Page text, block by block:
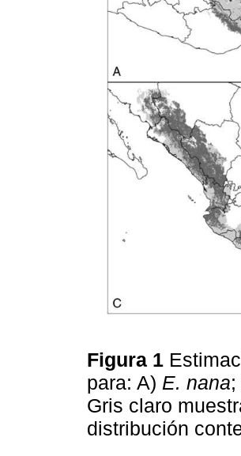
Figura 1
para: A) E. nana
Gris claro
distribución